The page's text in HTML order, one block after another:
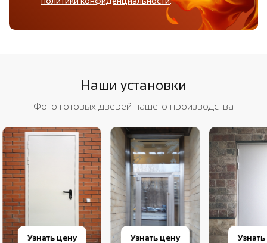
Наши установки
Фото готовых дверей нашего производства
Узнать цену Узнать цену Узнать